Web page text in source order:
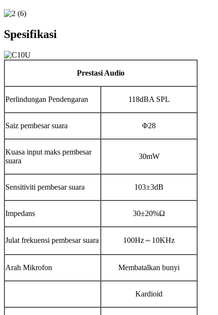
Spesifikasi
Prestasi Audio
Perlindungan Pendengaran 118dBA SPL
Saiz pembesar suara Φ28
Kuasa input maks pembesar
suara
30mW
Sensitiviti pembesar suara 103±3dB
Impedans 30±20%Ω
Julat frekuensi pembesar suara 100Hz～10KHz
Arah Mikrofon Membatalkan bunyi
Kardioid